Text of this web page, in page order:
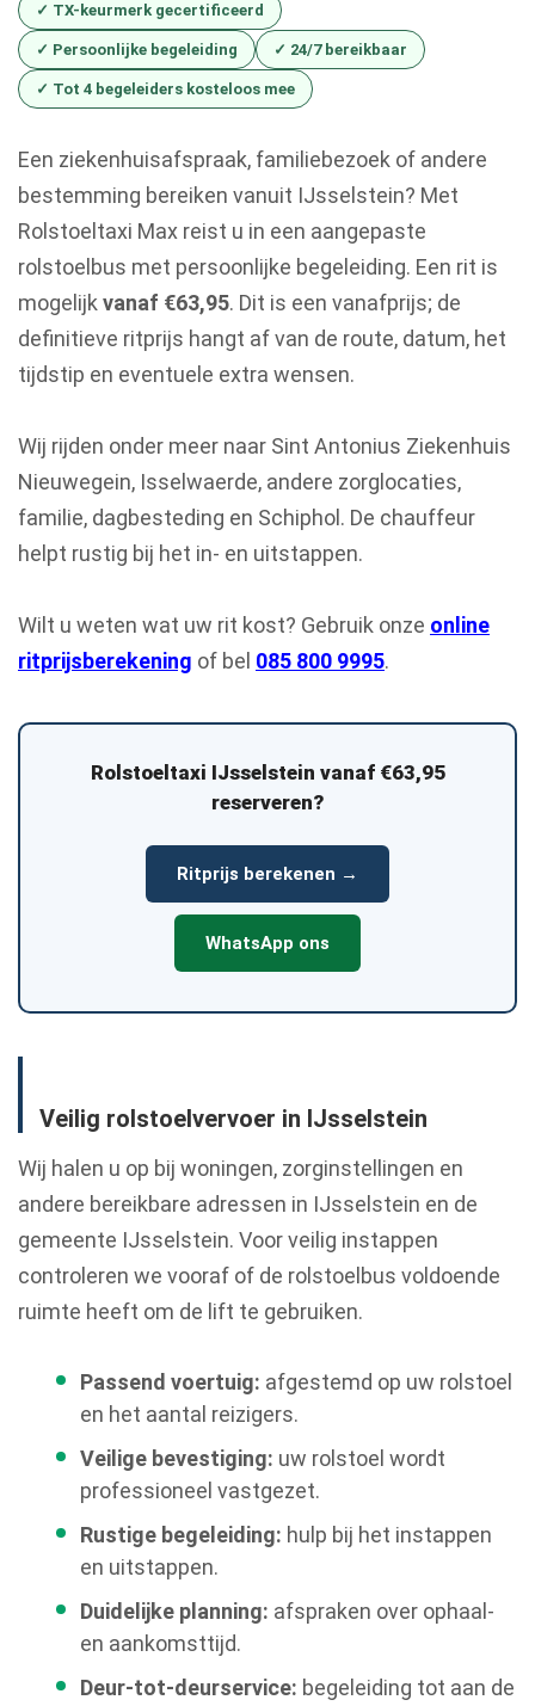
✓ TX-keurmerk gecertificeerd
✓ Persoonlijke begeleiding ✓ 24/7 bereikbaar
✓ Tot 4 begeleiders kosteloos mee
Een ziekenhuisafspraak, familiebezoek of andere
bestemming bereiken vanuit IJsselstein? Met
Rolstoeltaxi Max reist u in een aangepaste
rolstoelbus met persoonlijke begeleiding. Een rit is
mogelijkvanaf €63,95. Dit is een vanafprijs; de
definitieve ritprijs hangt af van de route, datum, het
tijdstip en eventuele extra wensen.
Wij rijden onder meer naar Sint Antonius Ziekenhuis
Nieuwegein, Isselwaerde, andere zorglocaties,
familie, dagbesteding en Schiphol. De chauffeur
helpt rustig bij het in- en uitstappen.
Wilt u weten wat uw rit kost? Gebruik onze online
ritprijsberekening of bel 085 800 9995.
Rolstoeltaxi IJsselstein vanaf €63,95
reserveren?
Ritprijs berekenen →
WhatsApp ons
Veilig rolstoelvervoer in IJsselstein
Wij halen u op bij woningen, zorginstellingen en
andere bereikbare adressen in IJsselstein en de
gemeente IJsselstein. Voor veilig instappen
controleren we vooraf of de rolstoelbus voldoende
ruimte heeft om de lift te gebruiken.
Passend voertuig: afgestemd op uw rolstoel
en het aantal reizigers.
Veilige bevestiging: uw rolstoel wordt
professioneel vastgezet.
Rustige begeleiding: hulp bij het instappen
en uitstappen.
Duidelijke planning: afspraken over ophaal-
en aankomsttijd.
Deur-tot-deurservice: begeleiding tot aan de